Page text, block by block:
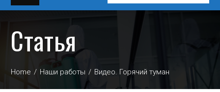
Статья
Home Наши работы Видео. Горячий туман